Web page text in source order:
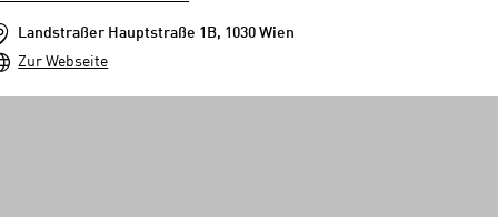
Landstraßer Hauptstraße 1B, 1030 Wien
Zur Webseite